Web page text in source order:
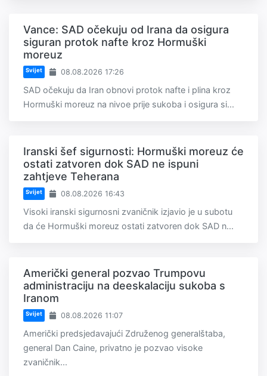
Vance: SAD očekuju od Irana da osigura
siguran protok nafte kroz Hormuški
moreuz
Svijet 08.08.2026 17:26
SAD očekuju da Iran obnovi protok nafte i plina kroz
Hormuški moreuz na nivoe prije sukoba i osigura si...
Iranski šef sigurnosti: Hormuški moreuz će
ostati zatvoren dok SAD ne ispuni
zahtjeve Teherana
Svijet 08.08.2026 16:43
Visoki iranski sigurnosni zvaničnik izjavio je u subotu
da će Hormuški moreuz ostati zatvoren dok SAD n...
Američki general pozvao Trumpovu
administraciju na deeskalaciju sukoba s
Iranom
Svijet 08.08.2026 11:07
Američki predsjedavajući Združenog generalštaba,
general Dan Caine, privatno je pozvao visoke
zvaničnik...